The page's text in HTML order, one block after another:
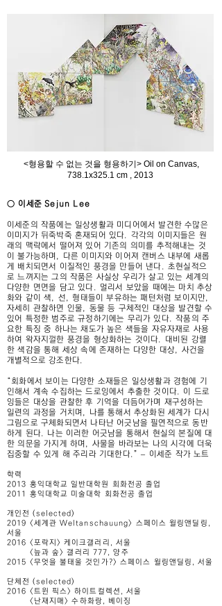
<형용할 수 없는 것을 형용하기> Oil on Canvas,
738.1x325.1 cm , 2013
○ 이세준 Sejun Lee
이세준의 작품에는 일상생활과 미디어에서 발견한 수많은
이미지가 뒤죽박죽 혼재되어 있다. 각각의 이미지들은 원
래의 맥락에서 떨어져 있어 기존의 의미를 추적해내는 것
이 불가능하며, 다른 이미지와 이어져 캔버스 내부에 새롭
게 배치되면서 이질적인 풍경을 만들어 낸다. 초현실적으
로 느껴지는 그의 작품은 사실상 우리가 살고 있는 세계의
다양한 면면을 담고 있다. 멀리서 보았을 때에는 마치 추상
화와 같이 색, 선, 형태들이 부유하는 패턴처럼 보이지만,
자세히 관찰하면 인물, 동물 등 구체적인 대상을 발견할 수
있어 특정한 범주로 규정하기에는 무리가 있다. 작품의 주
요한 특징 중 하나는 채도가 높은 색들을 자유자재로 사용
하여 왁자지껄한 풍경을 형상화하는 것이다. 대비된 강렬
한 색감을 통해 세상 속에 존재하는 다양한 대상, 사건을
개별적으로 강조한다.
“회화에서 보이는 다양한 소재들은 일상생활과 경험에 기
인해서 계속 수집하는 드로잉에서 추출한 것이다. 이 드로
잉들은 대상을 관찰한 후 기억을 더듬어가며 재구성하는
일련의 과정을 거치며, 나를 통해서 추상화된 세계가 다시
그림으로 구체화되면서 나타난 어긋남을 필연적으로 동반
하게 된다. 나는 이러한 어긋남을 통해서 현실의 본질에 대
한 의문을 가지게 하며, 사물을 바라보는 나의 시각에 더욱
집중할 수 있게 해 주리라 기대한다.” – 이세준 작가 노트
학력
2013 홍익대학교 일반대학원 회화전공 졸업
2011 홍익대학교 미술대학 회화전공 졸업
개인전 (selected)
2019 <세계관 Weltanschauung> 스페이스 윌링앤딜링,
서울
2016 <포락지> 케이크갤러리, 서울
<늪과 숲> 갤러리 777, 양주
2015 <무엇을 불태울 것인가?> 스페이스 윌링앤딜링, 서울
단체전 (selected)
2016 <트윈 픽스> 하이트컬렉션, 서울
<난재지매> 수하화랑, 베이징